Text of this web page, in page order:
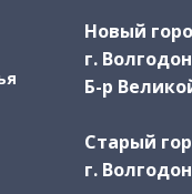
Новый
г.
Б-р
Старый
г.